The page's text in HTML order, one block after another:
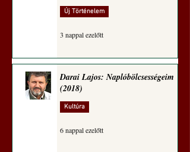
Új Történelem
3 nappal ezelőtt
Darai Lajos: Naplóbölcsességeim
(2018)
Kultúra
6 nappal ezelőtt